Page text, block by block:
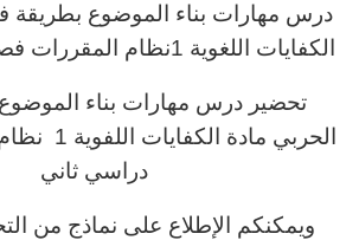
درس مهارات بناء الموضوع بطريقة
الكفايات اللغوية 1نظام المقررات فصل دراسي تاني .
تحضير درس مهارات بناء الموضوع
الحربي
دراسي ثاني
ويمكنكم الإطلاع على نماذج من